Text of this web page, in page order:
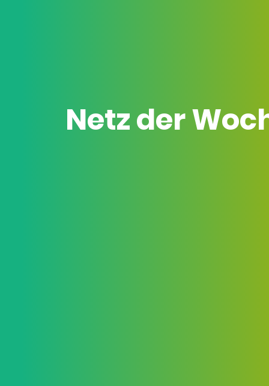
Netz der